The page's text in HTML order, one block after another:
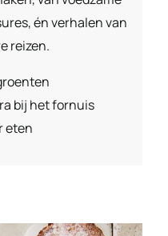
én verhalen van
reizen.
bij het fornuis
eten